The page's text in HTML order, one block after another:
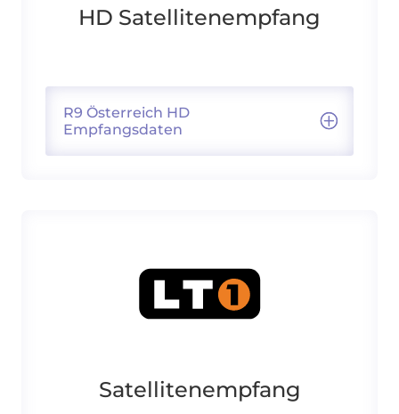
HD Satellitenempfang
R9 Österreich HD
Empfangsdaten
Satellitenempfang